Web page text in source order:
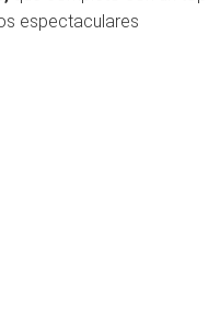
espectaculares